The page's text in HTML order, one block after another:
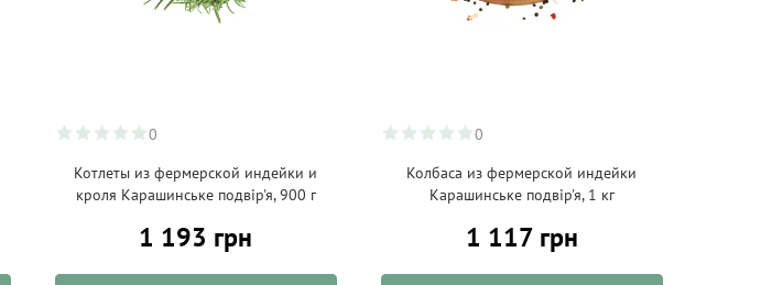
0
Котлеты из фермерской индейки и
кроля Карашинське подвір'я, 900 г
1 193 грн
0
Колбаса из фермерской индейки
Карашинське подвір'я, 1 кг
1 117 грн